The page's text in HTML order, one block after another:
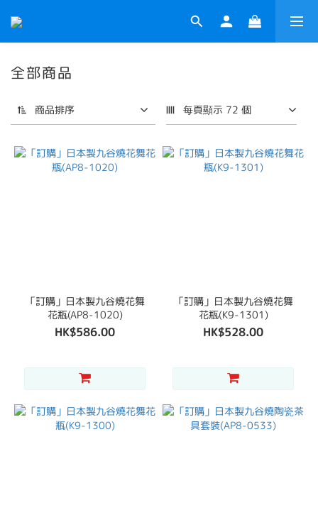
全部商品
商品排序 每頁顯示 72 個
「訂購」日本製九谷燒花舞
花瓶(AP8-1020)
HK$586.00
「訂購」日本製九谷燒花舞
花瓶(K9-1301)
HK$528.00